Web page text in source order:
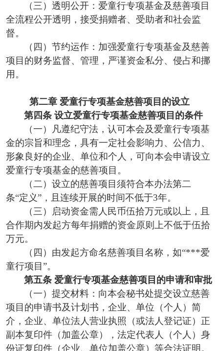
（三 ） 透明公开： 爱童行专项基金及慈善项目
全流程公开透明，接受捐赠者、受助者和社会监
督。
（四）节约运作：加强爱童行专项基金及慈善
项目的财务监督、管理，严谨资金私分、侵占和挪
用。
第二章 爱童行专项基金慈善项目 的设立
第四条 设立爱童行专项基金慈善项目的条件
（一）凡遵纪守法，认可本会及爱童行专项基
金的宗旨和理念，具有一定社会影响力、公信力、
形象良好的企业、单位和个人，可向本会申请设立
爱童行专项基金的慈善项目。
（二）设立的慈善项目须符合本办法第二
条“定义”，且连续开展的时间不低于3年。
（三）启动资金需人民币伍拾万元或以上，且
合作期内发起方每年捐赠的资金原则上不低于伍拾
万元。
（四）由发起方命名慈善项目名称，如“***爱
童行项目”。
第五条 爱童行专项基金慈善项目的申请和审批
（一）提交材料：向本会秘书处提交设立慈善
项目的申请书及计划书，企业、单位（个人）简
介，企业、单位法人营业执照（或法人登记证）正
副本复印件（加盖公章），法定代表人（个人）身
份证复印件（企业、单位加盖公章）等合法证明。